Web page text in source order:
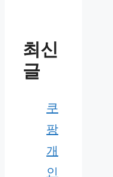
최신
글
쿠
팡
개
인